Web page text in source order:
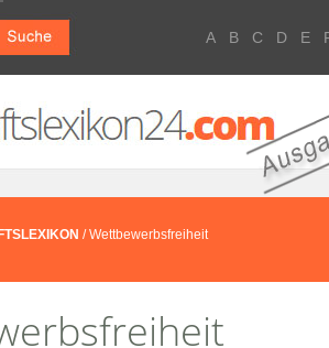
A B C D E
/ Wettbewerbsfreiheit